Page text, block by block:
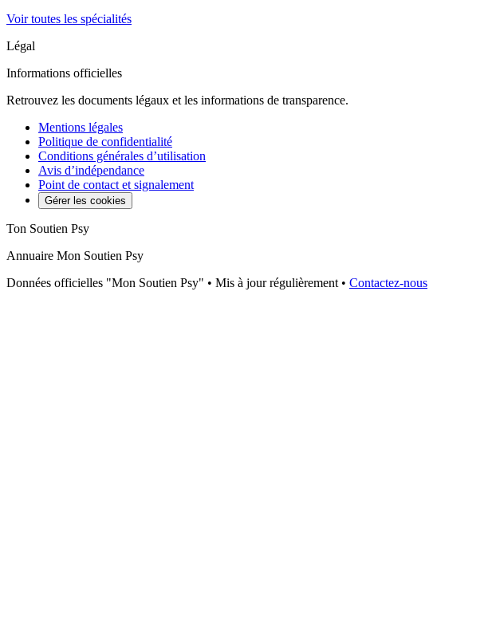
Voir toutes les spécialités
Légal
Informations officielles
Retrouvez les documents légaux et les informations de transparence.
Mentions légales
Politique de confidentialité
Conditions générales d’utilisation
Avis d’indépendance
Point de contact et signalement
Gérer les cookies
Ton Soutien Psy
Annuaire Mon Soutien Psy
Données officielles "Mon Soutien Psy" • Mis à jour régulièrement • Contactez-nous